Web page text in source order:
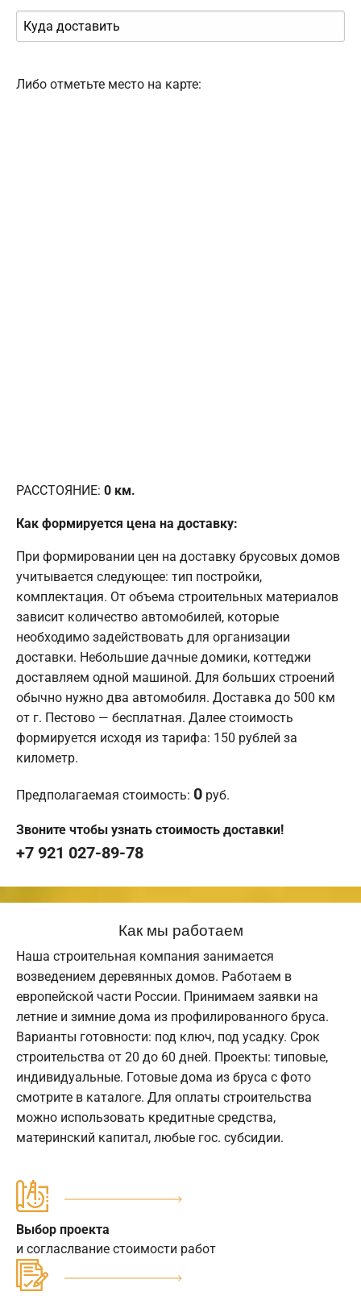
Либо отметьте место на карте:
РАССТОЯНИЕ: 0 км.
Как формируется цена на доставку:
При формировании цен на доставку брусовых домов
учитывается следующее: тип постройки,
комплектация. От объема строительных материалов
зависит количество автомобилей, которые
необходимо задействовать для организации
доставки. Небольшие дачные домики, коттеджи
доставляем одной машиной. Для больших строений
обычно нужно два автомобиля. Доставка до 500 км
от г. Пестово — бесплатная. Далее стоимость
формируется исходя из тарифа: 150 рублей за
километр.
Предполагаемая стоимость: 0 руб.
Звоните чтобы узнать стоимость доставки!
+7 921 027-89-78
Как мы работаем
Наша строительная компания занимается
возведением деревянных домов. Работаем в
европейской части России. Принимаем заявки на
летние и зимние дома из профилированного бруса.
Варианты готовности: под ключ, под усадку. Срок
строительства от 20 до 60 дней. Проекты: типовые,
индивидуальные. Готовые дома из бруса с фото
смотрите в каталоге. Для оплаты строительства
можно использовать кредитные средства,
материнский капитал, любые гос. субсидии.
Выбор проекта
и согласлвание стоимости работ